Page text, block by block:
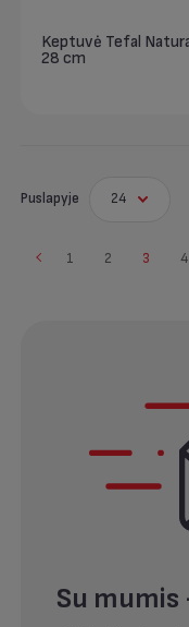
Keptuvė Tefal
28 cm
Puslapyje 24
1 2 3 4
Su